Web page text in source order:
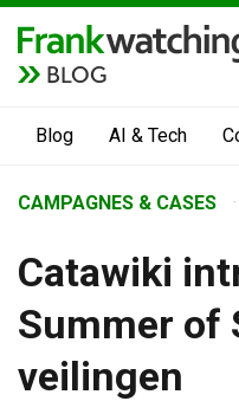
BLOG
Blog AI & Tech
Business Channel
Alle artikelen
›
CAMPAGNES & CASES ·
Catawiki
Summer of
veilingen